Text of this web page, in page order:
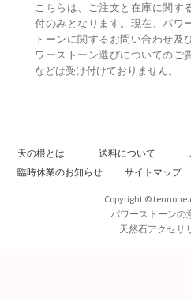
こちらは、ご注文と在庫に関す
付のみとなります。現在、パワ
トーンに関するお問い合わせ及
ワーストーン選びについてのご
などは受け付けておりません。
天の根とは 送料について
臨時休業のお知らせ
サイトマップ
Copyright ©
パワーストーンの
天然石アクセサ